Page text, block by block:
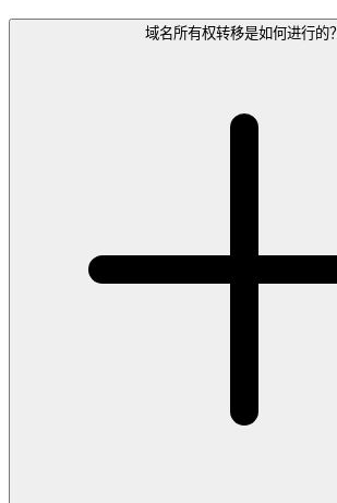
域名所有权转移是如何进行的？